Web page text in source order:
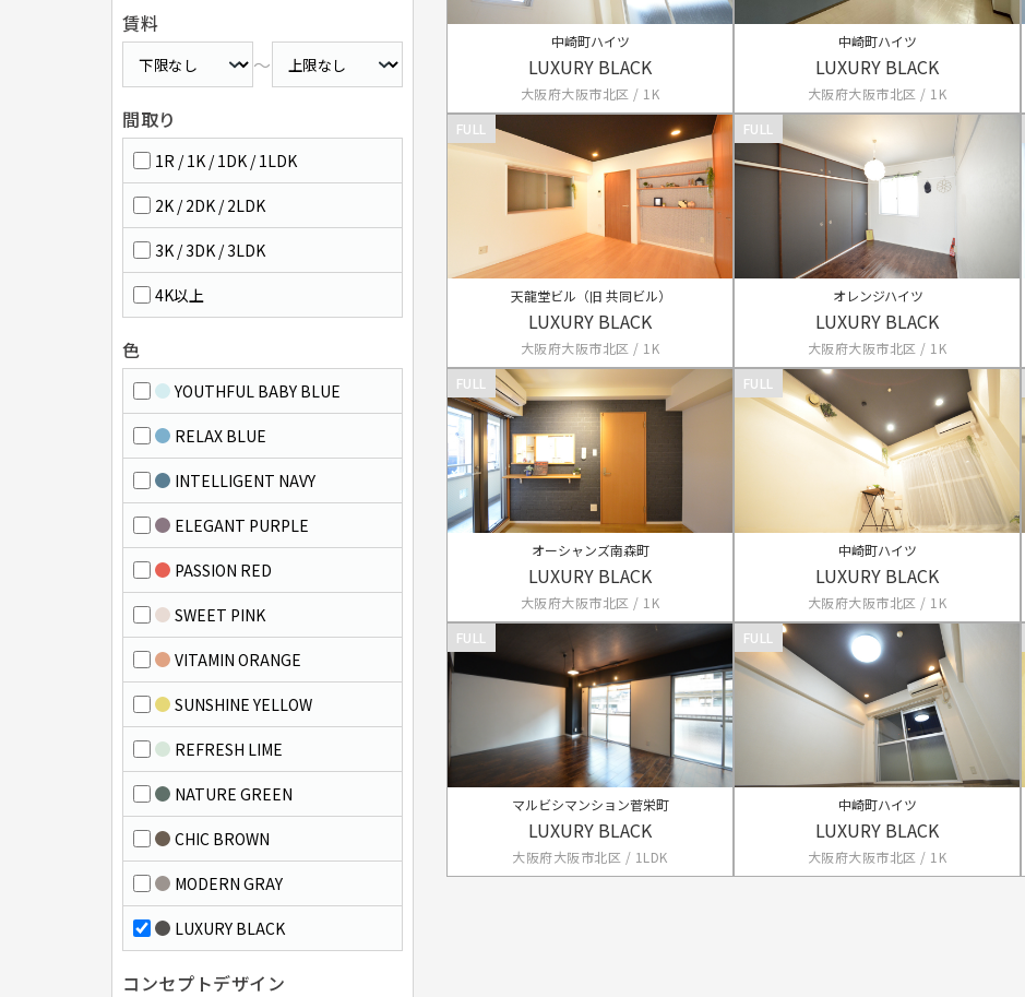
中崎町ハイツ
LUXURY BLACK
大阪府大阪市北区 / 1K
中崎町ハイツ
LUXURY BLACK
大阪府大阪市北区 / 1K
FULL
天龍堂ビル（旧 共同ビル）
LUXURY BLACK
大阪府大阪市北区 / 1K
FULL
オレンジハイツ
LUXURY BLACK
大阪府大阪市北区 / 1K
FULL
オーシャンズ南森町
LUXURY BLACK
大阪府大阪市北区 / 1K
FULL
中崎町ハイツ
LUXURY BLACK
大阪府大阪市北区 / 1K
FULL
マルビシマンション菅栄町
LUXURY BLACK
大阪府大阪市北区 / 1LDK
FULL
中崎町ハイツ
LUXURY BLACK
大阪府大阪市北区 / 1K
賃料
～
間取り
1R / 1K / 1DK / 1LDK
2K / 2DK / 2LDK
3K / 3DK / 3LDK
4K以上
色
YOUTHFUL BABY BLUE
RELAX BLUE
INTELLIGENT NAVY
ELEGANT PURPLE
PASSION RED
SWEET PINK
VITAMIN ORANGE
SUNSHINE YELLOW
REFRESH LIME
NATURE GREEN
CHIC BROWN
MODERN GRAY
LUXURY BLACK
コンセプトデザイン